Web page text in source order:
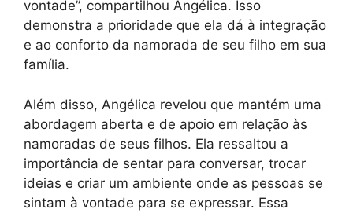
vontade”, compartilhou Angélica. Isso
demonstra a prioridade que ela dá à integração
e ao conforto da namorada de seu filho em sua
família.
Além disso, Angélica revelou que mantém uma
abordagem aberta e de apoio em relação às
namoradas de seus filhos. Ela ressaltou a
importância de sentar para conversar, trocar
ideias e criar um ambiente onde as pessoas se
sintam à vontade para se expressar. Essa